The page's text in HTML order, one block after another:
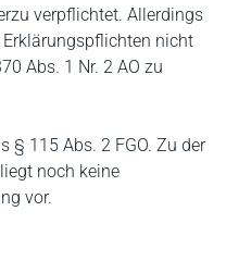
verpflichtet. Allerdings
nicht
Abs. 1 Nr. 2 AO zu
§ 115 Abs. 2 FGO. Zu der
noch keine
vor.